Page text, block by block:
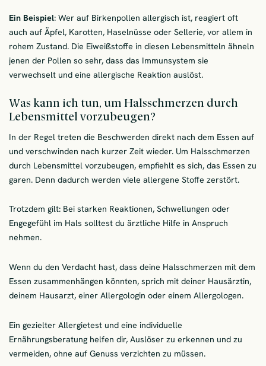
Ein Beispiel: Wer auf Birkenpollen allergisch ist, reagiert oft
auch auf Äpfel, Karotten, Haselnüsse oder Sellerie, vor allem in
rohem Zustand. Die Eiweißstoffe in diesen Lebensmitteln ähneln
jenen der Pollen so sehr, dass das Immunsystem sie
verwechselt und eine allergische Reaktion auslöst.
Was kann ich tun, um Halsschmerzen durch
Lebensmittel vorzubeugen?
In der Regel treten die Beschwerden direkt nach dem Essen auf
und verschwinden nach kurzer Zeit wieder. Um Halsschmerzen
durch Lebensmittel vorzubeugen, empfiehlt es sich, das Essen zu
garen. Denn dadurch werden viele allergene Stoffe zerstört.
Trotzdem gilt: Bei starken Reaktionen, Schwellungen oder
Engegefühl im Hals solltest du ärztliche Hilfe in Anspruch
nehmen.
Wenn du den Verdacht hast, dass deine Halsschmerzen mit dem
Essen zusammenhängen könnten, sprich mit deiner Hausärztin,
deinem Hausarzt, einer Allergologin oder einem Allergologen.
Ein gezielter Allergietest und eine individuelle
Ernährungsberatung helfen dir, Auslöser zu erkennen und zu
vermeiden, ohne auf Genuss verzichten zu müssen.